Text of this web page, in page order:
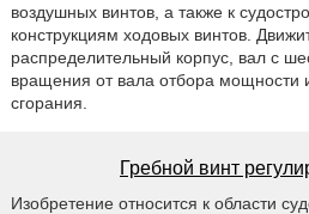
воздушных винтов, а также к
конструкциям ходовых винтов.
распределительный корпус, вал с
вращения от вала отбора мощности
сгорания.
Гребной винт
Изобретение относится к области